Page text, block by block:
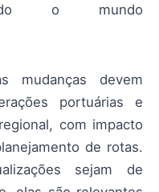
o mundo
mudanças devem
portuárias e
com impacto
de rotas.
sejam de